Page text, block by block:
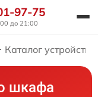
97-75
до 21:00
Каталог устройств
шкафа